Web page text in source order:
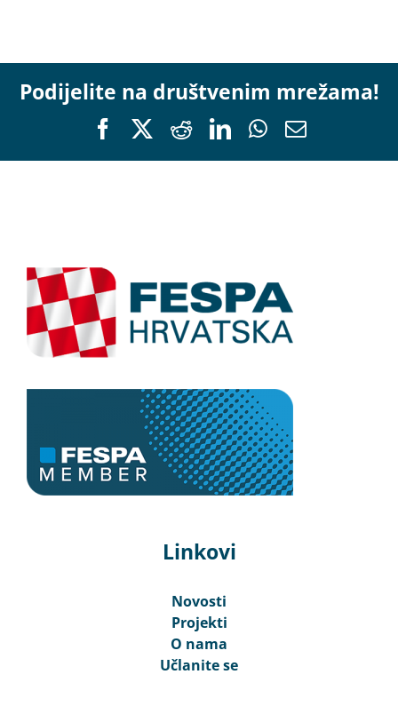
Podijelite na društvenim mrežama!
FacebookRedditLinkedIn
WhatsApp
Email:
Linkovi
Novosti
Projekti
O nama
Učlanite se